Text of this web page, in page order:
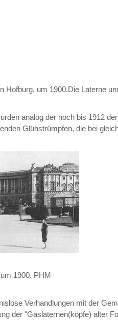
um 1900.Die Laterne
analog der noch bis 1912
Glühstrümpfen, die bei
1900. PHM
Verhandlungen mit der
der "Gaslaternen(köpfe) alter